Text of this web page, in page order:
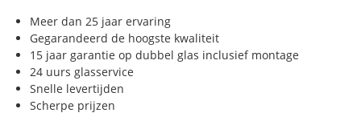
Meer dan 25 jaar ervaring
Gegarandeerd de hoogste kwaliteit
15 jaar garantie op dubbel glas inclusief montage
24 uurs glasservice
Snelle levertijden
Scherpe prijzen